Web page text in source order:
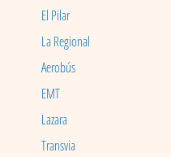
El Pilar
La Regional
Aerobús
EMT
Lazara
Transvia